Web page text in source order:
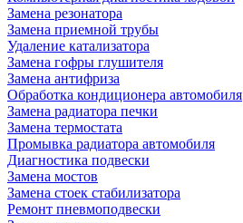
Замена резонатора
Замена приемной трубы
Удаление катализатора
Замена гофры глушителя
Замена антифриза
Обработка кондиционера автомобиля
Замена радиатора печки
Замена термостата
Промывка радиатора автомобиля
Диагностика подвески
Замена мостов
Замена стоек стабилизатора
Ремонт пневмоподвески